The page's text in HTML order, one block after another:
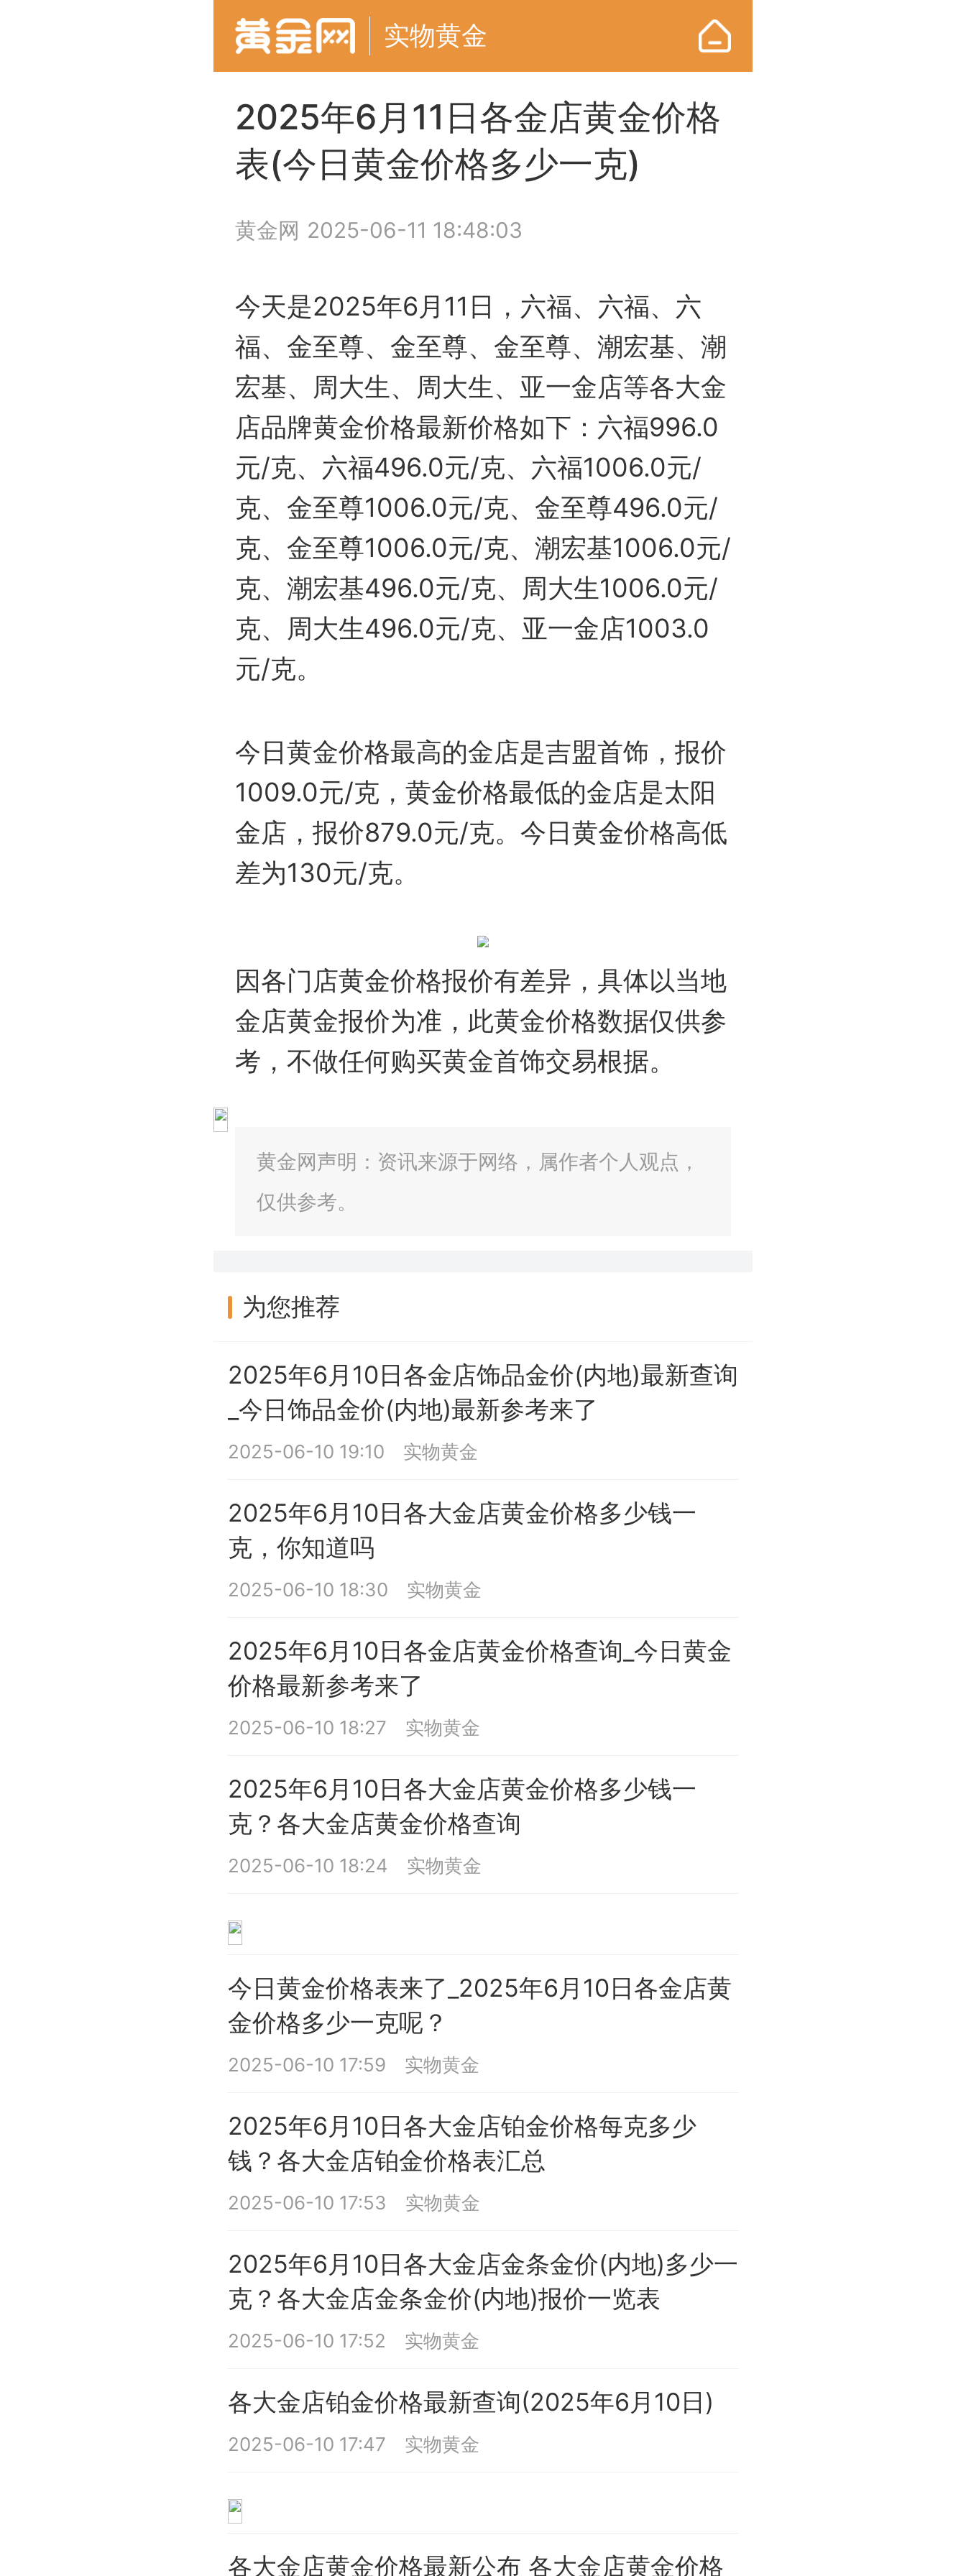
实物黄金
2025年6月11日各金店黄金价格
表(今日黄金价格多少一克)
黄金网 2025-06-11 18:48:03
今天是2025年6月11日，六福、六福、六
福、金至尊、金至尊、金至尊、潮宏基、潮
宏基、周大生、周大生、亚一金店等各大金
店品牌黄金价格最新价格如下：六福996.0
元/克、六福496.0元/克、六福1006.0元/
克、金至尊1006.0元/克、金至尊496.0元/
克、金至尊1006.0元/克、潮宏基1006.0元/
克、潮宏基496.0元/克、周大生1006.0元/
克、周大生496.0元/克、亚一金店1003.0
元/克。
今日黄金价格最高的金店是吉盟首饰，报价
1009.0元/克，黄金价格最低的金店是太阳
金店，报价879.0元/克。今日黄金价格高低
差为130元/克。
因各门店黄金价格报价有差异，具体以当地
金店黄金报价为准，此黄金价格数据仅供参
考，不做任何购买黄金首饰交易根据。
黄金网声明：资讯来源于网络，属作者个人观点，
仅供参考。
为您推荐
2025年6月10日各金店饰品金价(内地)最新查询
_今日饰品金价(内地)最新参考来了
2025-06-10 19:10 实物黄金
2025年6月10日各大金店黄金价格多少钱一
克，你知道吗
2025-06-10 18:30 实物黄金
2025年6月10日各金店黄金价格查询_今日黄金
价格最新参考来了
2025-06-10 18:27 实物黄金
2025年6月10日各大金店黄金价格多少钱一
克？各大金店黄金价格查询
2025-06-10 18:24 实物黄金
今日黄金价格表来了_2025年6月10日各金店黄
金价格多少一克呢？
2025-06-10 17:59 实物黄金
2025年6月10日各大金店铂金价格每克多少
钱？各大金店铂金价格表汇总
2025-06-10 17:53 实物黄金
2025年6月10日各大金店金条金价(内地)多少一
克？各大金店金条金价(内地)报价一览表
2025-06-10 17:52 实物黄金
各大金店铂金价格最新查询(2025年6月10日)
2025-06-10 17:47 实物黄金
各大金店黄金价格最新公布 各大金店黄金价格